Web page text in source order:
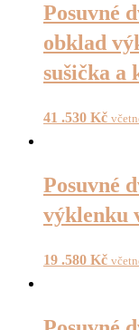
Posuvné
obklad
sušička a
41 .530 Kč
Posuvné
výklenku
19 .580 Kč